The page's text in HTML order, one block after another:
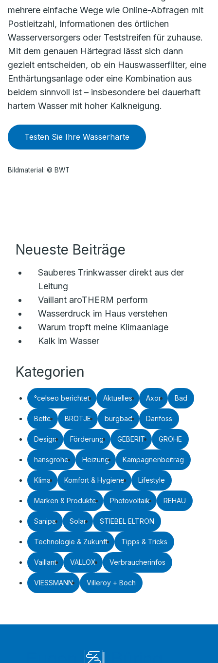
mehrere einfache Wege wie Online-Abfragen mit
Postleitzahl, Informationen des örtlichen
Wasserversorgers oder Teststreifen für zuhause.
Mit dem genauen Härtegrad lässt sich dann
gezielt entscheiden, ob ein Hauswasserfilter, eine
Enthärtungsanlage oder eine Kombination aus
beidem sinnvoll ist – insbesondere bei dauerhaft
hartem Wasser mit hoher Kalkneigung.
Testen Sie Ihre Wasserhärte
Bildmaterial: © BWT
Neueste Beiträge
Sauberes Trinkwasser direkt aus der
Leitung
Vaillant aroTHERM perform
Wasserdruck im Haus verstehen
Warum tropft meine Klimaanlage
Kalk im Wasser
Kategorien
°celseo berichtet Aktuelles Axor Bad
Bette BRÖTJE burgbad Danfoss
Design Förderung GEBERIT GROHE
hansgrohe Heizung Kampagnenbeitrag
Klima Komfort & Hygiene Lifestyle
Marken & Produkte Photovoltaik REHAU
Sanipa Solar STIEBEL ELTRON
Technologie & Zukunft Tipps & Tricks
Vaillant VALLOX Verbraucherinfos
VIESSMANN Villeroy + Boch